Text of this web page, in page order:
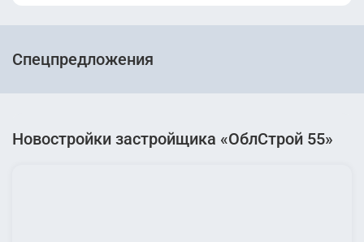
Спецпредложения
Новостройки застройщика «ОблСтрой 55»